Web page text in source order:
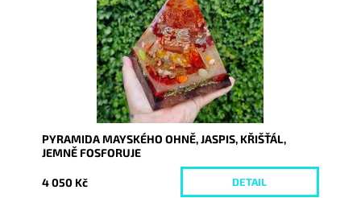
PYRAMIDA MAYSKÉHO OHNĚ, JASPIS, KŘIŠŤÁL,
JEMNĚ FOSFORUJE
4 050 Kč DETAIL